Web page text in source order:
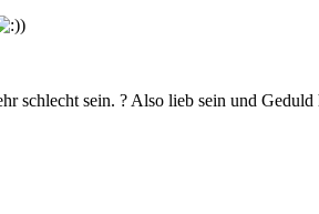
sein. ? Also lieb sein und